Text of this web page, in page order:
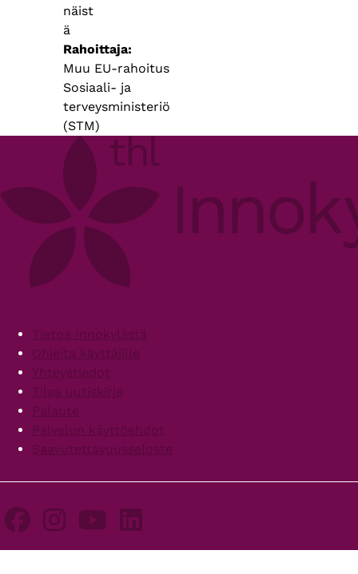
näist
ä
Rahoittaja
Muu EU-rahoitus
Sosiaali- ja
terveysministeriö
(STM)
FooterTietoa Innokylästä
Ohjeita käyttäjille
Yhteystiedot
Tilaa uutiskirje
Palaute
Palvelun käyttöehdot
Saavutettavuusseloste